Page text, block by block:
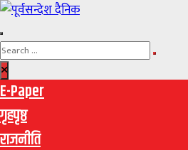
E-Paper
गृहपृष्ठ
राजनीति